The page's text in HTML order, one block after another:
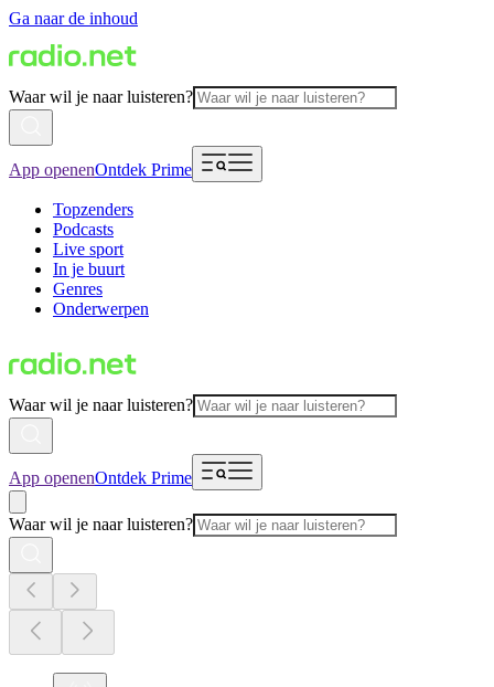
Ga naar de inhoud
Waar wil je naar luisteren?
App openenOntdek Prime
Topzenders
Podcasts
Live sport
In je buurt
Genres
Onderwerpen
Waar wil je naar luisteren?
App openenOntdek Prime
Waar wil je naar luisteren?